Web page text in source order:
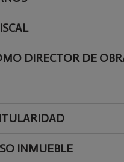
DIRECTOR DE
INMUEBLE